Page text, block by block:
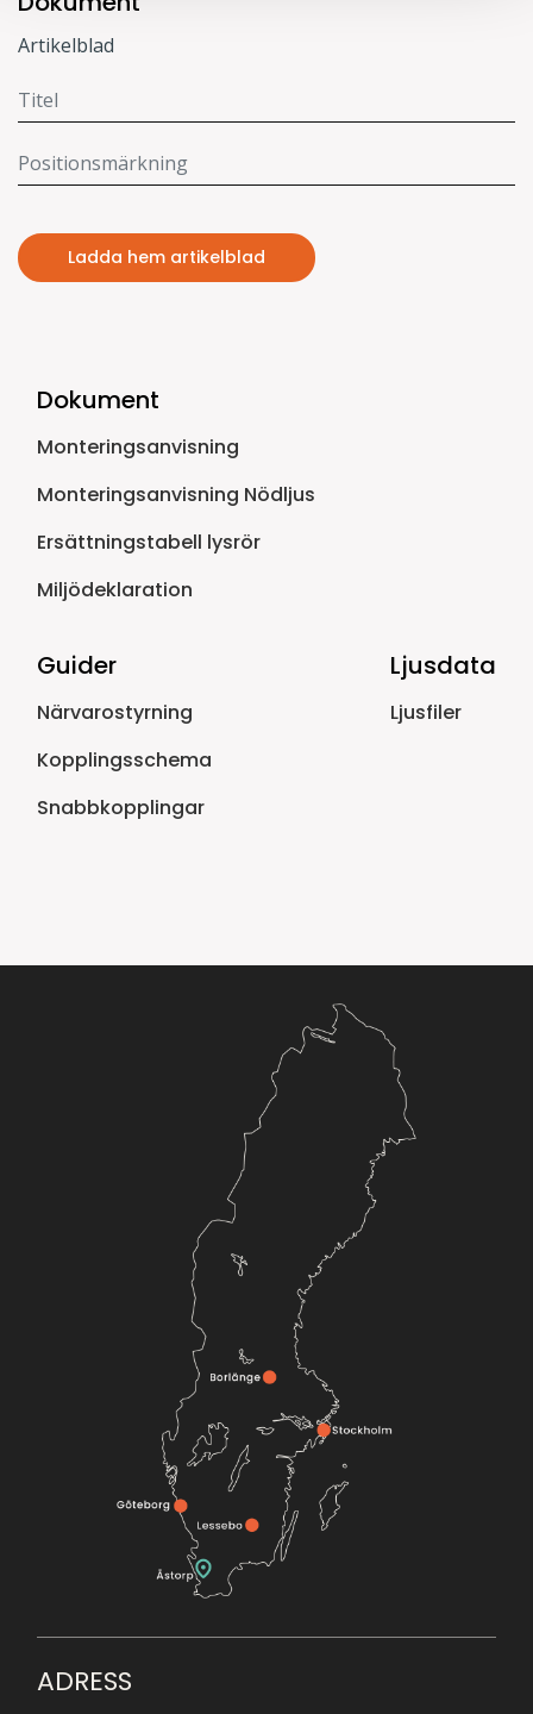
Artikelblad
Ladda hem artikelblad
Dokument
Monteringsanvisning
Monteringsanvisning Nödljus
Ersättningstabell lysrör
Miljödeklaration
Guider
Närvarostyrning
Kopplingsschema
Snabbkopplingar
Ljusdata
Ljusfiler
ADRESS